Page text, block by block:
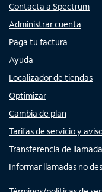
Contacta a Spectrum
Administrar cuenta
Paga tu factura
Ayuda
Localizador de tiendas
Optimizar
Cambia de plan
Tarifas de servicio y
Transferencia de
Informar llamadas no